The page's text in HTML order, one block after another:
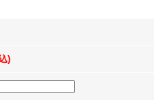
)